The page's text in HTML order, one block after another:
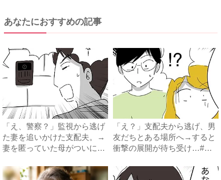
あなたにおすすめの記事
「え、警察？」監視から逃げ
た妻を追いかけた支配夫。→
妻を匿っていた母がついに衝
「え？」支配夫から逃げ、男
友だちとある場所へ→すると
衝撃の展開が待ち受け…#ハ